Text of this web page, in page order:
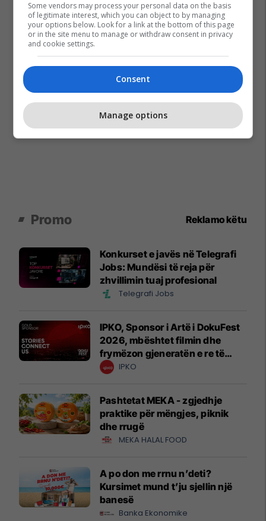
Promo Reklamo këtu
Konkurset e javës në Telegrafi
Jobs: Mundësi të reja për
zhvillimin tuaj profesional
Telegrafi Jobs
IPKO, Sponsor i Artë i DokuFest
2026, mbështet filmin dhe
frymëzon gjeneratën e re të
krijuesve
IPKO
Pashtetat MEKA - zgjedhje
praktike për mëngjes, piknik
dhe rrugë
MEKA HALAL FOOD
A po don me rrnu n’deti?
Kursimet mund t’ju sjellin një
banesë
Banka Ekonomike
Some vendors may process your personal data on the basis
of legitimate interest, which you can object to by managing
your options below. Look for a link at the bottom of this page
or in the site menu to manage or withdraw consent in privacy
and cookie settings.
Consent
Manage options